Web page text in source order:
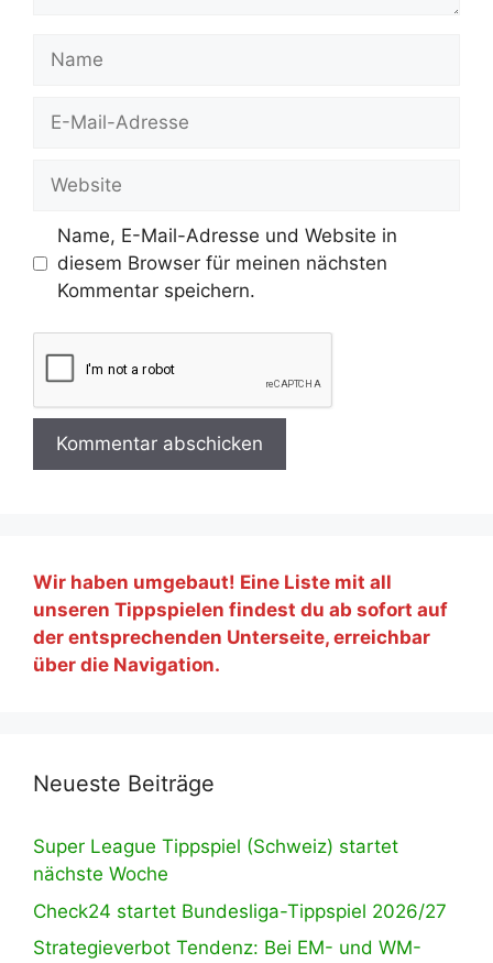
Mail-
Name, E-Mail-Adresse und Website in
diesem Browser für meinen nächsten
Kommentar speichern.
Wir haben umgebaut! Eine Liste mit all
unseren Tippspielen findest du ab sofort auf
der entsprechenden Unterseite, erreichbar
über die Navigation.
Neueste Beiträge
Super League Tippspiel (Schweiz) startet
nächste Woche
Check24 startet Bundesliga-Tippspiel 2026/27
Strategieverbot Tendenz: Bei EM- und WM-